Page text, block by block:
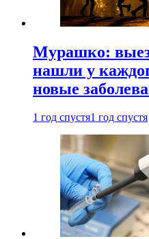
Мурашко:
нашли у
новые
1 год спустя1 год спустя